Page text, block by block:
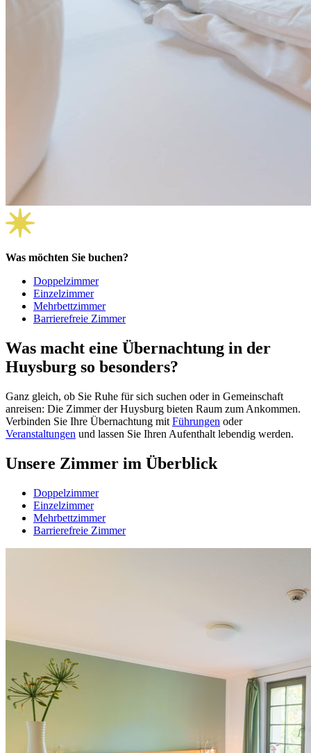
Was möchten Sie buchen?
Doppelzimmer
Einzelzimmer
Mehrbettzimmer
Barrierefreie Zimmer
Was macht eine Übernachtung in der
Huysburg so besonders?
Ganz gleich, ob Sie Ruhe für sich suchen oder in Gemeinschaft
anreisen: Die Zimmer der Huysburg bieten Raum zum An­kommen.
Verbinden Sie Ihre Übernachtung mit Führungen oder
Veranstaltungen und lassen Sie Ihren Aufenthalt lebendig werden.
Unsere Zimmer im Überblick
Doppelzimmer
Einzelzimmer
Mehrbettzimmer
Barrierefreie Zimmer